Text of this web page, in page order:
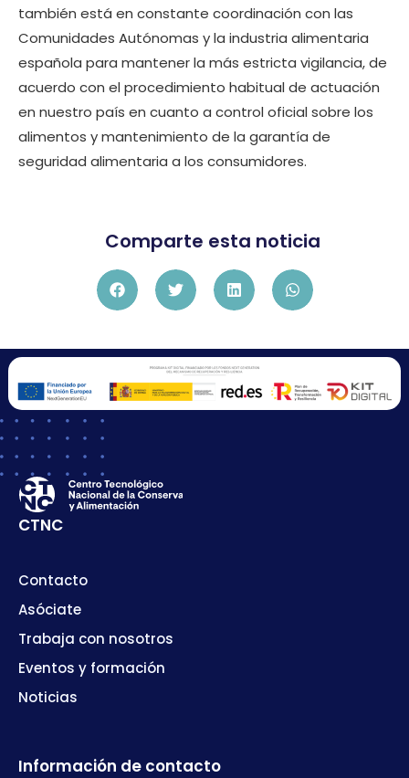
también está en constante coordinación con las
Comunidades Autónomas y la industria alimentaria
española para mantener la más estricta vigilancia, de
acuerdo con el procedimiento habitual de actuación
en nuestro país en cuanto a control oficial sobre los
alimentos y mantenimiento de la garantía de
seguridad alimentaria a los consumidores.
Comparte esta noticia
CTNC
Contacto
Asóciate
Trabaja con nosotros
Eventos y formación
Noticias
Información de contacto